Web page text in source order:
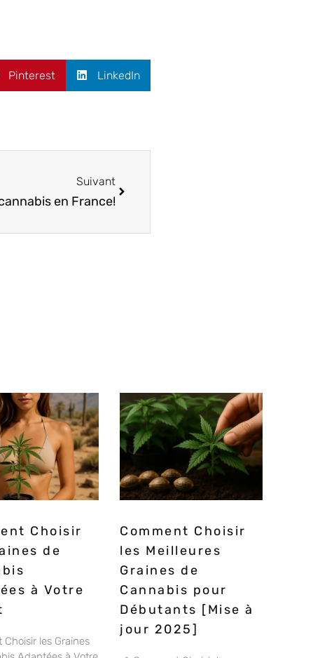
Pinterest LinkedIn
Suivant
en France!
Choisir
de
à Votre
Choisir les Graines
Comment Choisir
les Meilleures
Graines de
Cannabis pour
Débutants [Mise à
jour 2025]